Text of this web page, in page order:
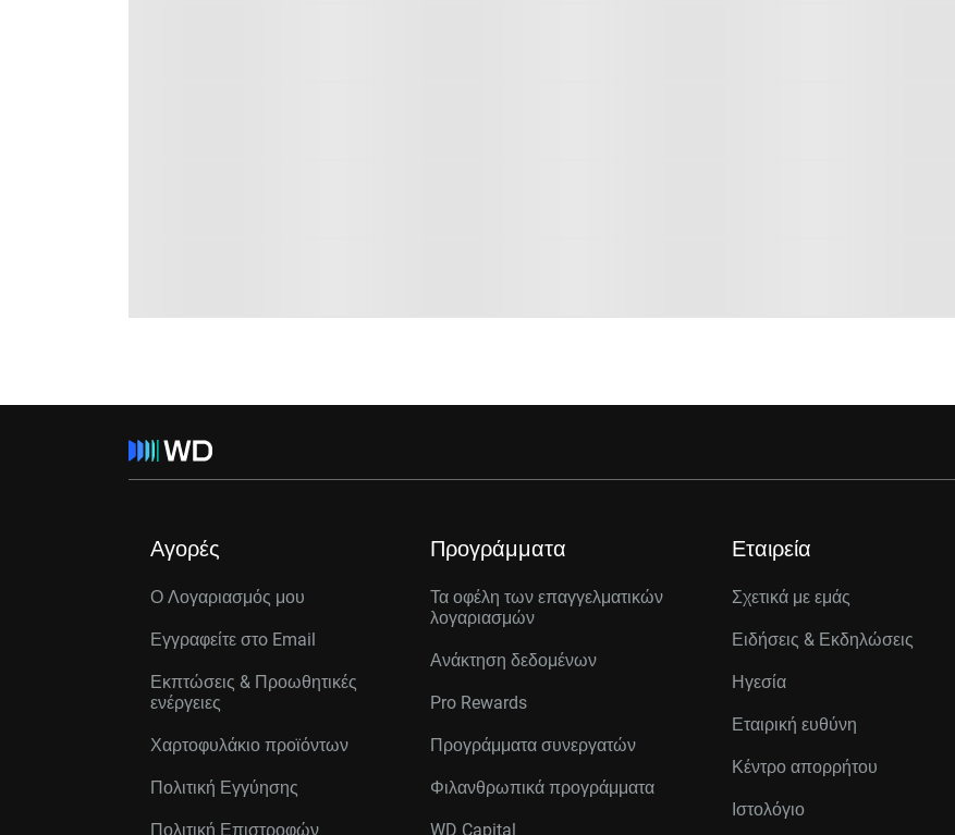
Αγορές
Ο Λογαριασμός μου
Εγγραφείτε στo Email
Εκπτώσεις & Προωθητικές
ενέργειες
Χαρτοφυλάκιο προϊόντων
Πολιτική Εγγύησης
Πολιτική Επιστροφών
Προγράμματα
Τα οφέλη των επαγγελματικών
λογαριασμών
Ανάκτηση δεδομένων
Pro Rewards
Προγράμματα συνεργατών
Φιλανθρωπικά προγράμματα
WD Capital
Εταιρεία
Σχετικά με εμάς
Ειδήσεις & Εκδηλώσεις
Ηγεσία
Εταιρική ευθύνη
Κέντρο απορρήτου
Ιστολόγιο